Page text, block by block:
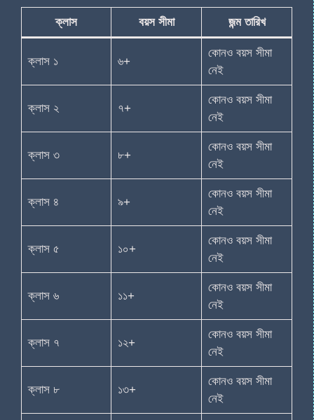
ক্লাস বয়স সীমা জন্ম তারিখ
ক্লাস ১ ৬+
কোনও বয়স সীমা
নেই
ক্লাস ২ ৭+
কোনও বয়স সীমা
নেই
ক্লাস ৩ ৮+
কোনও বয়স সীমা
নেই
ক্লাস ৪ ৯+
কোনও বয়স সীমা
নেই
ক্লাস ৫ ১০+
কোনও বয়স সীমা
নেই
ক্লাস ৬ ১১+
কোনও বয়স সীমা
নেই
ক্লাস ৭ ১২+
কোনও বয়স সীমা
নেই
ক্লাস ৮ ১৩+
কোনও বয়স সীমা
নেই